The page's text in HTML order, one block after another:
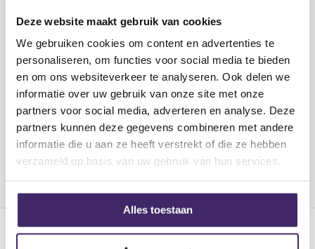
Deze website maakt gebruik van cookies
We gebruiken cookies om content en advertenties te
personaliseren, om functies voor social media te bieden
en om ons websiteverkeer te analyseren. Ook delen we
informatie over uw gebruik van onze site met onze
partners voor social media, adverteren en analyse. Deze
partners kunnen deze gegevens combineren met andere
informatie die u aan ze heeft verstrekt of die ze hebben
verzameld op basis van uw gebruik van hun services.
Alles toestaan
laag heeft een zachte textuur om knopen te
vermijden.Afgewerkt met een paar RCA pluggen aan
beide kanten.
Kenmerken:
Kabel diameter dubbel 5mm (5 x 10mm)
Geleiders 12 strengen, 0.1mm Puur koper
Connectoren 4 x RCA phono plug
Lengte 0.5m
Lees meer